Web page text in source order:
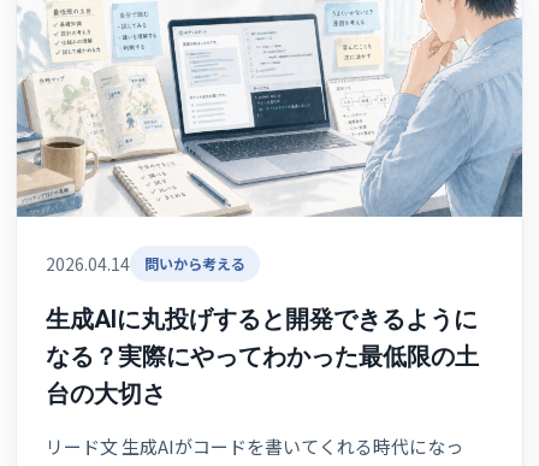
2026.04.14 問いから考える
生成AIに丸投げすると開発できるように
なる？実際にやってわかった最低限の土
台の大切さ
リード文 生成AIがコードを書いてくれる時代になっ